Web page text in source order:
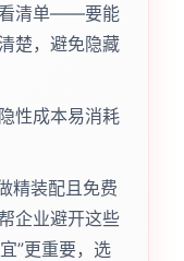
看清单——要能
楚，避免隐藏
性成本易消耗
精装配且免费
企业避开这些
”更重要，选